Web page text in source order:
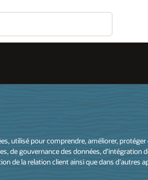
utilisé pour comprendre, améliorer, protéger
de gouvernance des données, d’intégration
de la relation client ainsi que dans d’autres